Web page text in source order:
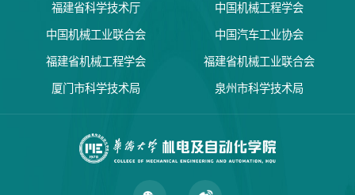
福建省科学技术厅 中国机械工程学会
中国机械工业联合会 中国汽车工业协会
福建省机械工程学会 福建省机械工业联合会
厦门市科学技术局 泉州市科学技术局